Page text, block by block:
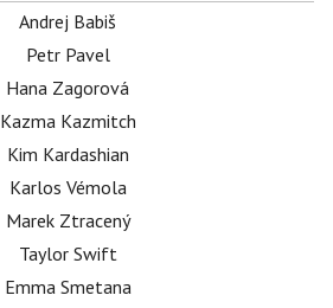
Andrej Babiš
Petr Pavel
Hana Zagorová
Kazma Kazmitch
Kim Kardashian
Karlos Vémola
Marek Ztracený
Taylor Swift
Emma Smetana